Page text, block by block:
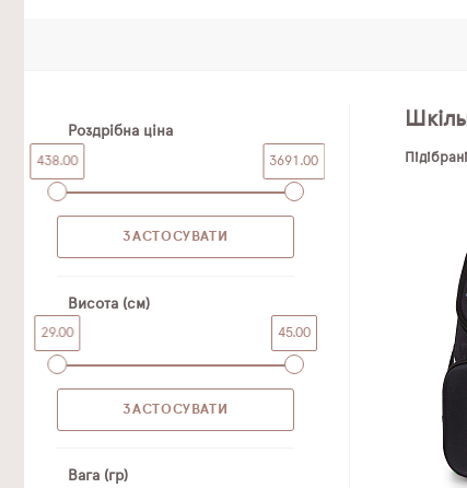
Роздрібна ціна
438.00 3691.00
Висота (см)
29.00 45.00
Вага (гр)